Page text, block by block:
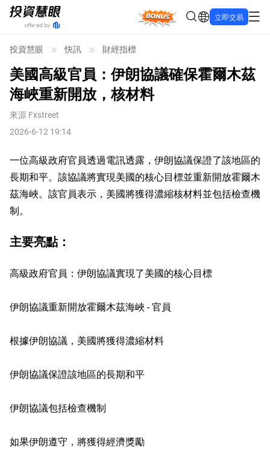
Bonus 立即交易
投資慧眼 快訊 財經指標
美國高級官員：伊朗協議確保霍爾木茲
海峽重新開放，核材料
來源 Fxstreet
2026-6-12 19:14
一位高級政府官員透過電訊透露，伊朗協議保證了該地區的
長期和平。該協議將實現美國的核心目標並重新開放霍爾木
茲海峽。該官員表示，美國將獲得濃縮核材料並包括檢查機
制。
主要亮點：
高級政府官員：伊朗協議實現了美國的核心目標
伊朗協議重新開放霍爾木茲海峽 - 官員
根據伊朗協議，美國將獲得濃縮材料
伊朗協議保證該地區的長期和平
伊朗協議包括檢查機制
如果伊朗遵守，將獲得經濟獎勵